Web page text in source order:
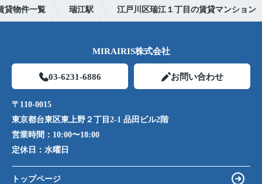
貸物件一覧 瑞江駅 江戸川区瑞江１丁目の賃貸マンション
MIRAIRIS株式会社
03-6231-6886 お問い合わせ
〒110-0015
東京都台東区東上野２丁目2-1 品田ビル2階
営業時間： 10:00〜18:00
定休日： 水曜日
トップページ